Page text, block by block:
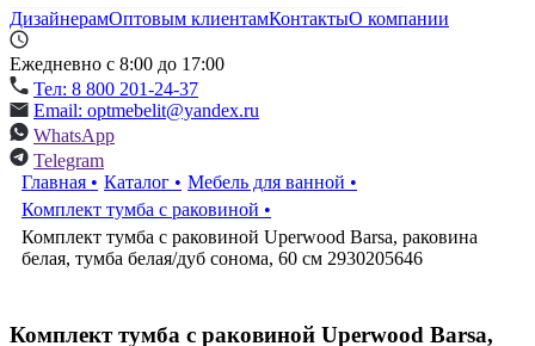
ДизайнерамОптовым клиентамКонтактыО компании
Ежедневно с 8:00 до 17:00
Тел: 8 800 201-24-37
Email: optmebelit@yandex.ru
WhatsApp
Telegram
Главная • Каталог • Мебель для ванной •
Комплект тумба с раковиной •
Комплект тумба с раковиной Uperwood Barsa, раковина
белая, тумба белая/дуб сонома, 60 см 2930205646
Комплект тумба с раковиной Uperwood Barsa,